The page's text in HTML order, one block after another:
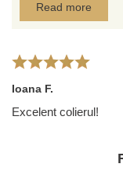
Colierul argint
Caracteristici
Material de
925, colierul
Perle de Cristal
Read more
Ioana F.
Excelent colierul!